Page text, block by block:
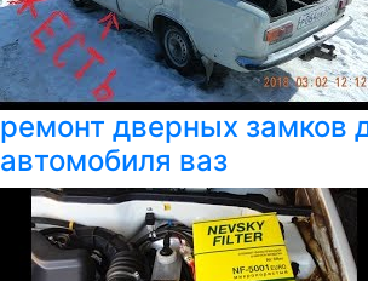
ремонт дверных замков
автомобиля ваз